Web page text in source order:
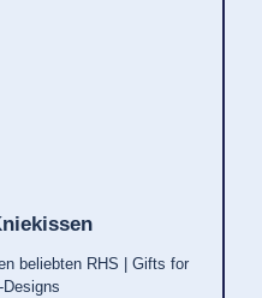
beliebten RHS | Gifts for
Designs